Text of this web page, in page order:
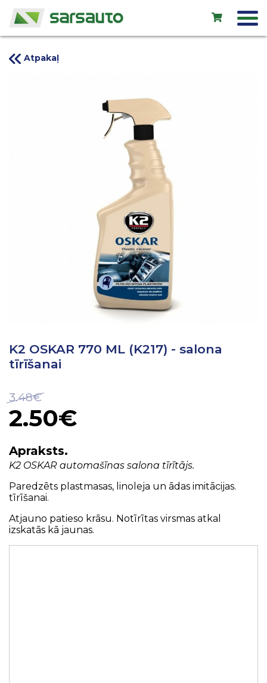
Autoserviss
Noma
Veikals
Jauni auto
Lietoti auto
Kontakti
LV
Atpakaļ
K2 OSKAR 770 ML (K217) - salona
tīrīšanai
3.48€
2.50€
Apraksts.
K2 OSKAR automašīnas salona tīrītājs.
Paredzēts plastmasas, linoleja un ādas imitācijas.
tīrīšanai.
Atjauno patieso krāsu. Notīrītas virsmas atkal
izskatās kā jaunas.